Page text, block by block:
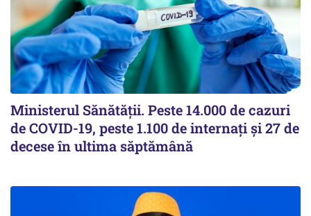
Ministerul Sănătății. Peste 14.000 de cazuri
de COVID-19, peste 1.100 de internați și 27 de
decese în ultima săptămână